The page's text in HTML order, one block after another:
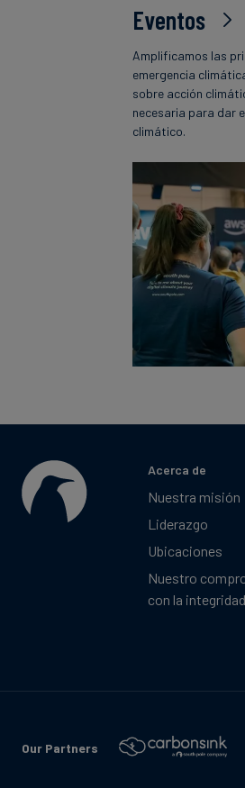
Eventos
Amplificamos las
emergencia
sobre acción
necesaria para dar
climático.
Acerca de
Nuestra misión
Liderazgo
Ubicaciones
Nuestro
con la integridad
Our Partners